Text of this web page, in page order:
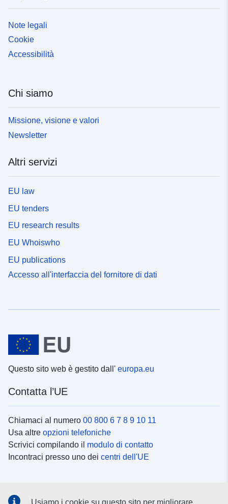
Note legali
Cookie
Accessibilità
Chi siamo
Missione, visione e valori
Newsletter
Altri servizi
EU law
EU tenders
EU research results
EU Whoiswho
EU publications
Accesso all'interfaccia del fornitore di dati
Questo sito web è gestito dall' europa.eu
Contatta l’UE
Chiamaci al numero 00 800 6 7 8 9 10 11
Usa altre opzioni telefoniche
Scrivici compilando il modulo di contatto
Incontraci presso uno dei centri dell'UE
Usiamo i cookie su questo sito per migliorare